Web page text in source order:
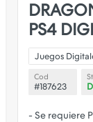
PS4
Juegos
Cod
#187623
- Se requiere